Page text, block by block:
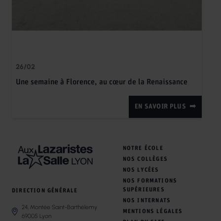
26/02
Une semaine à Florence, au cœur de la Renaissance
EN SAVOIR PLUS
DIRECTION GÉNÉRALE
24, Montée Saint-Barthélemy
69005 Lyon
NOTRE ÉCOLE
NOS COLLÈGES
NOS LYCÉES
NOS FORMATIONS
SUPÉRIEURES
NOS INTERNATS
MENTIONS LÉGALES